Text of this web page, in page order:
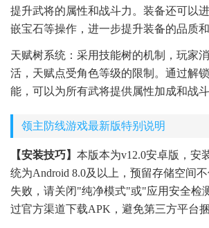
提升武将的属性和战斗力。装备还可以
嵌宝石等操作，进一步提升装备的品质和
天赋树系统：采用技能树的机制，玩家
活，天赋点受角色等级的限制。通过解
能，可以为所有武将提供属性加成和战斗
领主防线游戏最新版特别说明
【安装技巧】 本版本为v12.0安卓版，安
统为Android 8.0及以上，预留存储空间
失败，请关闭"纯净模式"或"应用安全检
过官方渠道下载APK，避免第三方平台捆